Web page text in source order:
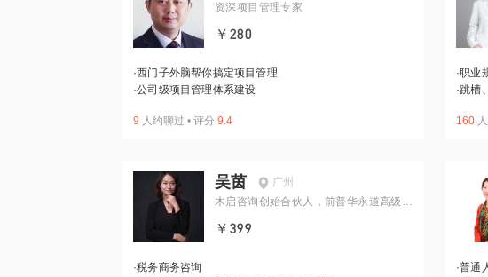
资深项目管理专家
￥280
·西门子外脑帮你搞定项目管理
·公司级项目管理体系建设
9 人约聊过 • 评分 9.4
·职业
·跳槽
160
吴茵
广州
木启咨询创始合伙人，前普华永道高级经
￥399
·税务商务咨询
·普通